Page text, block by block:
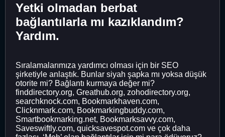
Yetki olmadan berbat
bağlantılarla mı kazıklandım?
Yardım.
Sıralamalarımıza yardımcı olması için bir SEO
şirketiyle anlaştık. Bunlar siyah şapka mı yoksa düşük
otorite mi? Bağlantı kurmaya değer mi?
finddirectory.org, Greathub.org, zohodirectory.org,
searchknock.com, Bookmarkhaven.com,
Clicknmark.com, Bookmarkingbuddy.com,
Smartbookmarking.net, Bookmarksavvy.com,
Saveswiftly.com, quicksavespot.com ve çok daha